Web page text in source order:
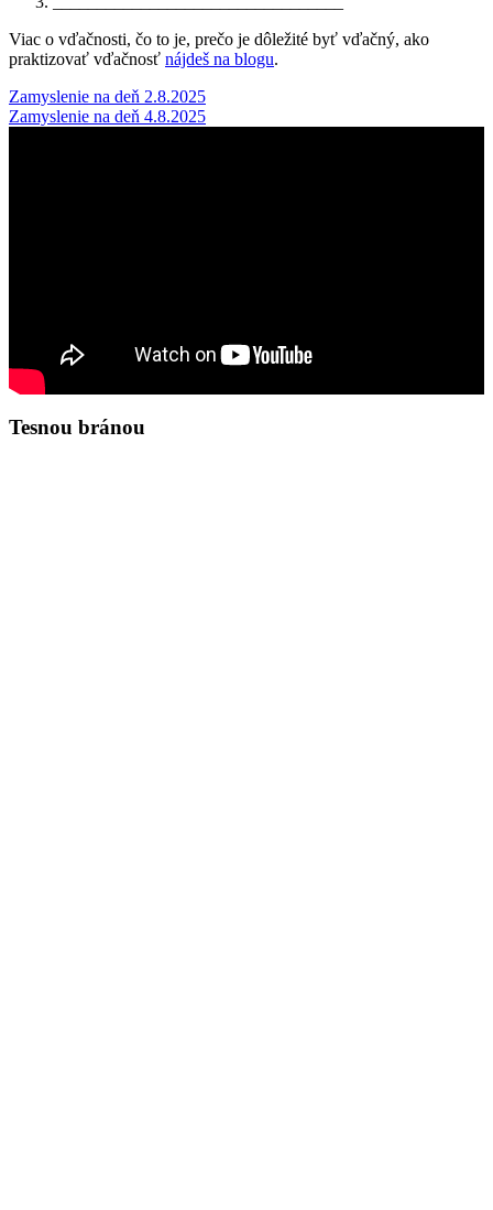
Viac o vďačnosti, čo to je, prečo je dôležité byť vďačný, ako
praktizovať vďačnosť nájdeš na blogu.
Post
navigation
Zamyslenie na deň 2.8.2025
Zamyslenie na deň 4.8.2025
Tesnou bránou